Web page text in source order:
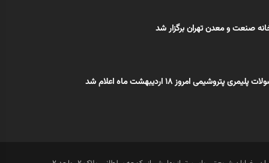
صنعت و معدن تهران برگزار شد
پتروشیمی امروز 18 اردیبهشت ماه اعلام شد